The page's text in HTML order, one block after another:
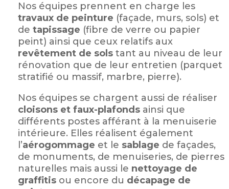
Nos équipes prennent en charge les
travaux de peinture (façade, murs, sols) et
de tapissage (fibre de verre ou papier
peint) ainsi que ceux relatifs aux
revêtement de sols tant au niveau de leur
rénovation que de leur entretien (parquet
stratifié ou massif, marbre, pierre).
Nos équipes se chargent aussi de réaliser
cloisons et faux-plafonds ainsi que
différents postes afférant à la menuiserie
intérieure. Elles réalisent également
l’aérogommage et le sablage de façades,
de monuments, de menuiseries, de pierres
naturelles mais aussi le nettoyage de
graffitis ou encore du décapage de